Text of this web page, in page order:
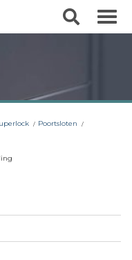
e
Poortsloten